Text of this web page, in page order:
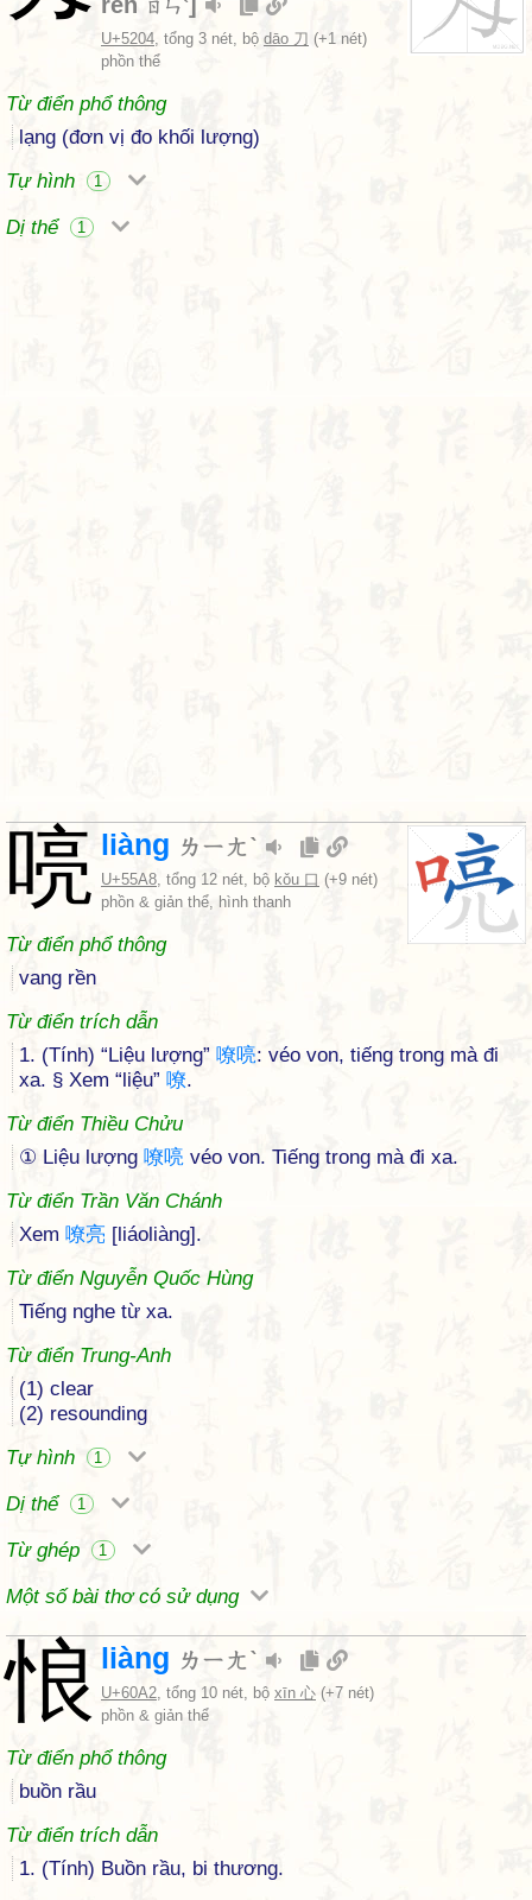
ㄖㄣˋ
U+5204, tổng 3 nét, bộ dāo 刀 (+1 nét)
phồn thể
Từ điển phổ thông
lạng (đơn vị đo khối lượng)
Tự hình
1
Dị thể 1
喨 liàng ㄌㄧㄤˋ
U+55A8, tổng 12 nét, bộ kǒu 口 (+9 nét)
phồn & giản thể, hình thanh
Từ điển phổ thông
vang rền
Từ điển trích dẫn
1. (Tính) “Liệu lượng” 嘹喨: véo von, tiếng trong mà đi
xa. § Xem “liệu” 嘹.
Từ điển Thiều Chửu
① Liệu lượng 嘹喨 véo von. Tiếng trong mà đi xa.
Từ điển Trần Văn Chánh
Xem 嘹亮 [liáoliàng].
Từ điển Nguyễn Quốc Hùng
Tiếng nghe từ xa.
Từ điển Trung-Anh
(1) clear
(2) resounding
Tự hình
1
Dị thể 1
Từ ghép 1
Một số bài thơ có sử dụng
悢 liàng ㄌㄧㄤˋ
U+60A2, tổng 10 nét, bộ xīn 心 (+7 nét)
phồn & giản thể
Từ điển phổ thông
buồn rầu
Từ điển trích dẫn
1. (Tính) Buồn rầu, bi thương.